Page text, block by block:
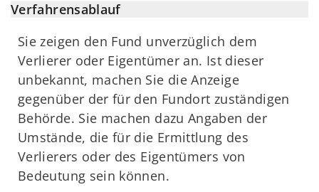
Verfahrensablauf
Sie zeigen den Fund unverzüglich dem
Verlierer oder Eigentümer an. Ist dieser
unbekannt, machen Sie die Anzeige
gegenüber der für den Fundort zuständigen
Behörde. Sie machen dazu Angaben der
Umstände, die für die Ermittlung des
Verlierers oder des Eigentümers von
Bedeutung sein können.